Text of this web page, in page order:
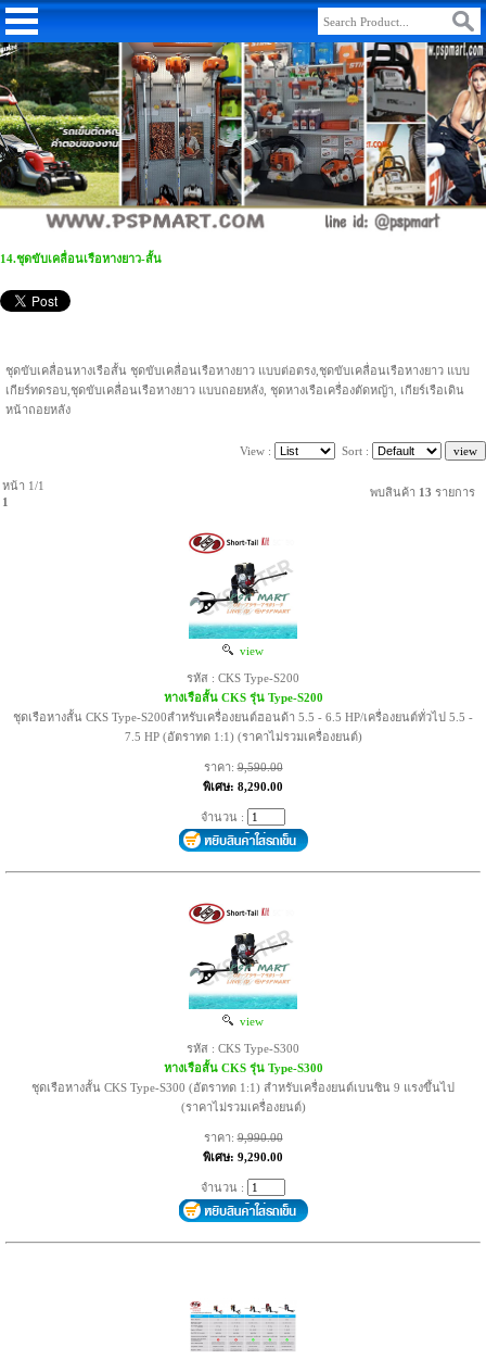
14.ชุดขับเคลื่อนเรือหางยาว-สั้น
ชุดขับเคลื่อนหางเรือสั้น ชุดขับเคลื่อนเรือหางยาว แบบต่อตรง,ชุดขับเคลื่อนเรือหางยาว แบบ
เกียร์ทดรอบ,ชุดขับเคลื่อนเรือหางยาว แบบถอยหลัง, ชุดหางเรือเครื่องตัดหญ้า, เกียร์เรือเดิน
หน้าถอยหลัง
View : Sort :
หน้า 1/1
1
พบสินค้า 13 รายการ
view
รหัส : CKS Type-S200
หางเรือสั้น CKS รุ่น Type-S200
ชุดเรือหางสั้น CKS Type-S200สำหรับเครื่องยนต์ฮอนด้า 5.5 - 6.5 HP/เครื่องยนต์ทั่วไป 5.5 -
7.5 HP (อัตราทด 1:1) (ราคาไม่รวมเครื่องยนต์)
ราคา:9,590.00
พิเศษ: 8,290.00
จำนวน :
view
รหัส : CKS Type-S300
หางเรือสั้น CKS รุ่น Type-S300
ชุดเรือหางสั้น CKS Type-S300 (อัตราทด 1:1) สำหรับเครื่องยนต์เบนซิน 9 แรงขึ้นไป
(ราคาไม่รวมเครื่องยนต์)
ราคา:9,990.00
พิเศษ: 9,290.00
จำนวน :